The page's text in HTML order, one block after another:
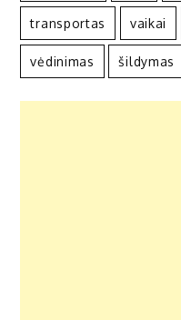
transportas vaikai
vėdinimas šildymas